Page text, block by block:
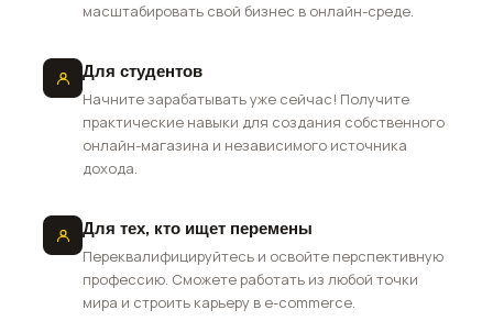
масштабировать свой бизнес в онлайн-среде.
Для студентов
Начните зарабатывать уже сейчас! Получите
практические навыки для создания собственного
онлайн-магазина и независимого источника
дохода.
Для тех, кто ищет перемены
Переквалифицируйтесь и освойте перспективную
профессию. Сможете работать из любой точки
мира и строить карьеру в e-commerce.